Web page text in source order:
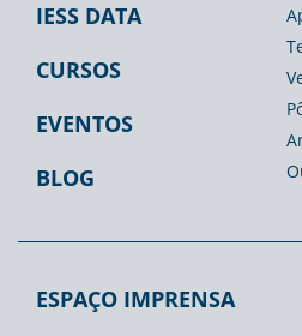
IESS DATA
CURSOS
EVENTOS
BLOG
ESPAÇO IMPRENSA